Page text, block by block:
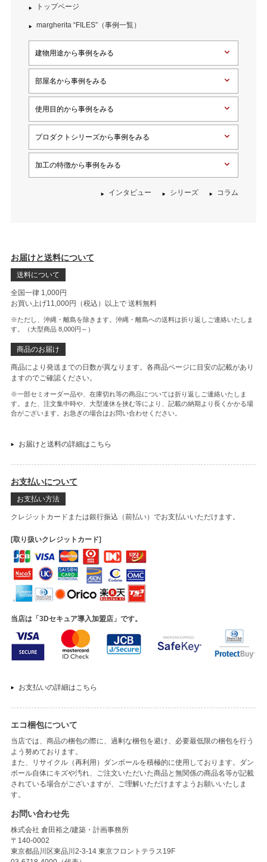
トップページ
margherita “FILES”（事例一覧）
建物用途から事例をみる
部屋名から事例をみる
使用目的から事例をみる
プロダクトシリーズから事例をみる
加工の特徴から事例をみる
インタビュー シリーズ コラム
お届けと送料について
送料について
全国一律 1,000円
お買い上げ11,000円（税込）以上で 送料無料
※ただし、沖縄・離島を除きます。沖縄・離島への送料は折り返しご連絡いたしま
す。（大型商品 8,000円～）
商品のお届け
商品により発送までの日数が異なります。各商品ページに目安の記載があり
ますのでご確認ください。
※一部セミオーダー品や、在庫切れ等の商品については折り返しご連絡いたしま
す。また、注文集中時や、大型連休を挟む等により、記載の納期より長くかかる場
合がございます。お急ぎの場合はお問い合わせください。
お届けと送料の詳細はこちら
お支払いについて
お支払い方法
クレジットカードまたは銀行振込（前払い）でお支払いいただけます。
[取り扱いクレジットカード]
当店は「3Dセキュア導入加盟店」です。
お支払いの詳細はこちら
エコ梱包について
当店では、商品の梱包の際に、過剰な梱包を避け、必要最低限の梱包を行う
よう努めております。
また、リサイクル（再利用）ダンボールを積極的に使用しております。ダン
ボール自体にキズや汚れ、ご注文いただいた商品と無関係の商品名等が記載
されている場合がございますが、ご理解いただけますようお願いいたしま
す。
お問い合わせ先
株式会社 倉田裕之/建築・計画事務所
〒140-0002
東京都品川区東品川2-3-14 東京フロントテラス19F